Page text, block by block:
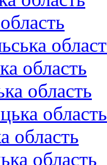
область
область
область
область
область